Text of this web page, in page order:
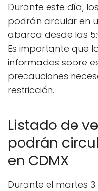
Durante este día,
podrán circular en
abarca desde las
Es importante que
informados sobre
precauciones
restricción.
Listado de
podrán
en CDMX
Durante el martes 3